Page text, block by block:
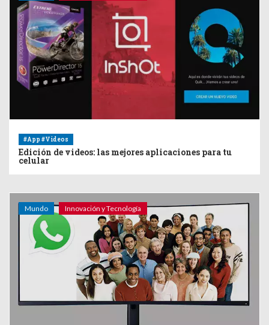
#App #Videos
Edición de videos: las mejores aplicaciones para tu
celular
Mundo Innovación y Tecnología